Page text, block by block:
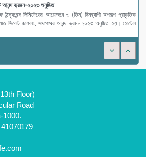
আনন্দ ভ্রমন-২০২৩ অনুষ্ঠিত
ইন্স্যুরেন্স লিমিটেডের আয়োজনে ৩ (তিন) দিনব্যাপী অপরূপ প্রাকৃতিক
সিলেট জাফলং, সাদাপাথর আনন্দ ভ্রমন-২০২৩ অনুষ্ঠিত হয়। হোটেল
Floor)
Road
1000.
41070179